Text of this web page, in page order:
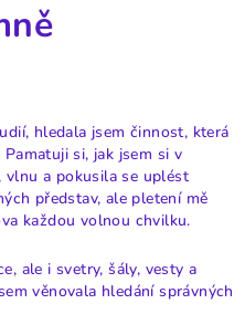
hledala jsem činnost, která
si, jak jsem si v
vlnu a pokusila se uplést
představ, ale pletení mě
každou volnou chvilku.
ale i svetry, šály, vesty a
věnovala hledání správných